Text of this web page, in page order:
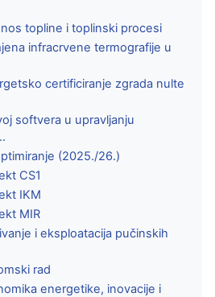
topline i toplinski procesi
infracrvene termografije u
certificiranje zgrada nulte
softvera u upravljanju
(2025./26.)
CS1
IKM
MIR
i eksploatacija pučinskih
rad
energetike, inovacije i